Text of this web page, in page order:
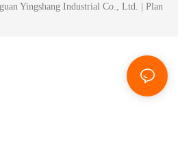
Yingshang Industrial Co., Ltd. | Plan